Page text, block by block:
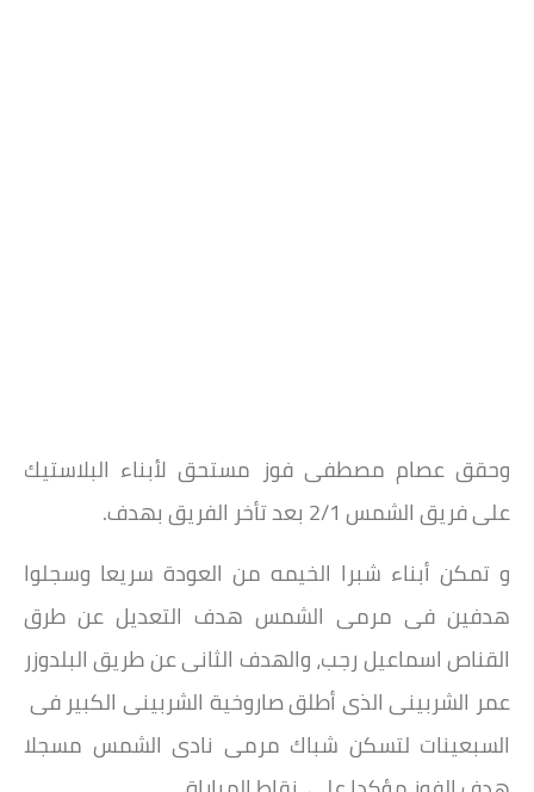
وحقق عصام مصطفى فوز مستحق لأبناء البلاستيك
على فريق الشمس 2/1 بعد تأخر الفريق بهدف.
و تمكن أبناء شبرا الخيمه من العودة سريعا وسجلوا
هدفين فى مرمى الشمس هدف التعديل عن طرق
القناص اسماعيل رجب، والهدف الثانى عن طريق البلدوزر
عمر الشربينى الذى أطلق صاروخية الشربينى الكبير فى
السبعينات لتسكن شباك مرمى نادى الشمس مسجلا